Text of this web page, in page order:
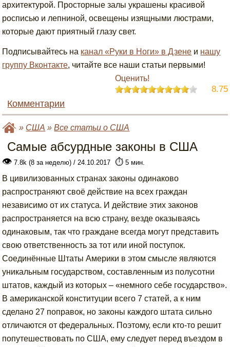
архитектурой. Просторные залы украшены красивой
росписью и лепниной, освещены изящными люстрами,
которые дают приятный глазу свет.
Подписывайтесь на канал «Руки в Ноги» в Дзене и нашу
группу Вконтакте, читайте все наши статьи первыми!
Оценить!
8.75
Комментарии
» США »Все статьи о США
Самые абсурдные законы в США
👁 7.8k (8 за неделю) / 24.10.2017 ⏱️ 5 мин.
В цивилизованных странах законы одинаково
распространяют своё действие на всех граждан
независимо от их статуса. И действие этих законов
распространяется на всю страну, везде оказываясь
одинаковым, так что граждане всегда могут представить
свою ответственность за тот или иной поступок.
Соединённые Штаты Америки в этом смысле являются
уникальным государством, составленным из полусотни
штатов, каждый из которых – «немного себе государство».
В американской конституции всего 7 статей, а к ним
сделано 27 поправок, но законы каждого штата сильно
отличаются от федеральных. Поэтому, если кто-то решит
попутешествовать по США, ему следует перед въездом в